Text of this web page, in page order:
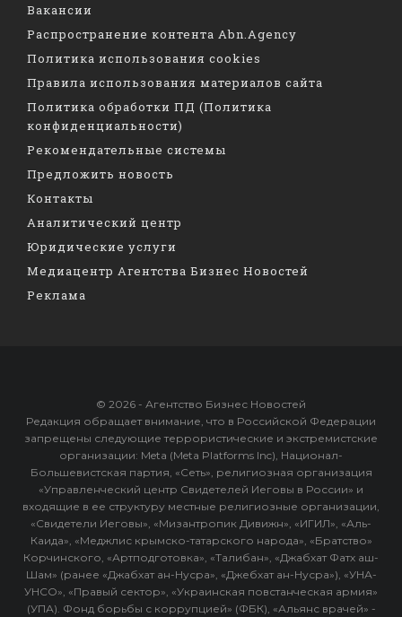
Вакансии
Распространение контента Abn.Agency
Политика использования cookies
Правила использования материалов сайта
Политика обработки ПД (Политика
конфиденциальности)
Рекомендательные системы
Предложить новость
Контакты
Аналитический центр
Юридические услуги
Медиацентр Агентства Бизнес Новостей
Реклама
© 2026 - Агентство Бизнес Новостей
Редакция обращает внимание, что в Российской Федерации
запрещены следующие террористические и экстремистские
организации: Meta (Meta Platforms Inc), Национал-
Большевистская партия, «Сеть», религиозная организация
«Управленческий центр Свидетелей Иеговы в России» и
входящие в ее структуру местные религиозные организации,
«Свидетели Иеговы», «Мизантропик Дивижн», «ИГИЛ», «Аль-
Каида», «Меджлис крымско-татарского народа», «Братство»
Корчинского, «Артподготовка», «Талибан», «Джабхат Фатх аш-
Шам» (ранее «Джабхат ан-Нусра», «Джебхат ан-Нусра»), «УНА-
УНСО», «Правый сектор», «Украинская повстанческая армия»
(УПА). Фонд борьбы с коррупцией» (ФБК), «Альянс врачей» -